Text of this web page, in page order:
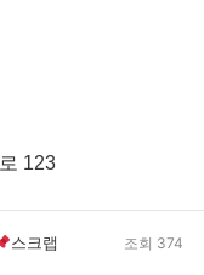
123
스크랩 조회 374